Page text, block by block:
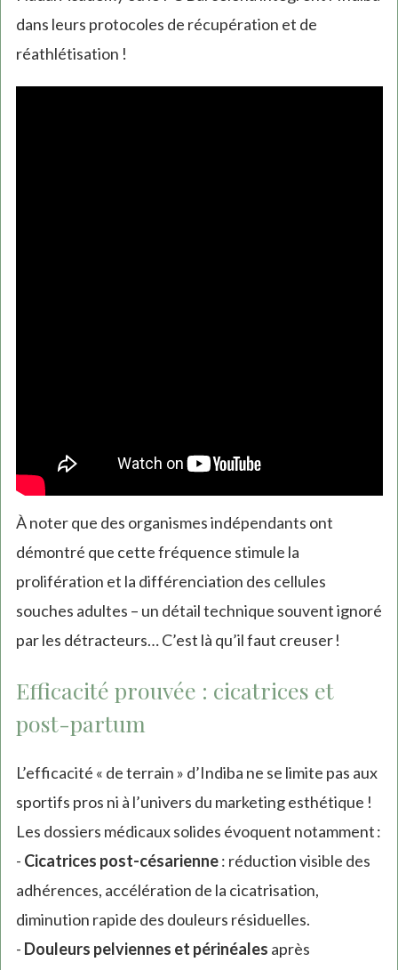
dans leurs protocoles de récupération et de
réathlétisation !
À noter que des organismes indépendants ont
démontré que cette fréquence stimule la
prolifération et la différenciation des cellules
souches adultes – un détail technique souvent ignoré
par les détracteurs… C’est là qu’il faut creuser !
Efficacité prouvée : cicatrices et
post-partum
L’efficacité « de terrain » d’Indiba ne se limite pas aux
sportifs pros ni à l’univers du marketing esthétique !
Les dossiers médicaux solides évoquent notamment :
- Cicatrices post-césarienne: réduction visible des
adhérences, accélération de la cicatrisation,
diminution rapide des douleurs résiduelles.
- Douleurs pelviennes et périnéales après